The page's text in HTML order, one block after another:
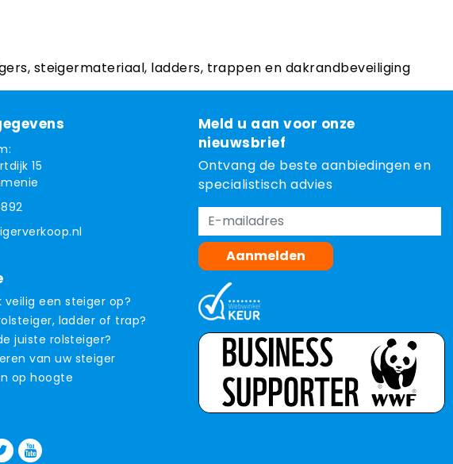
steigermateriaal, ladders, trappen en dakrandbeveiliging
15
veilig een steiger op?
ladder of trap?
juiste rolsteiger?
van uw steiger
op hoogte
Meld u aan voor onze
nieuwsbrief
Ontvang de beste aanbiedingen en
specialistisch advies
Aanmelden